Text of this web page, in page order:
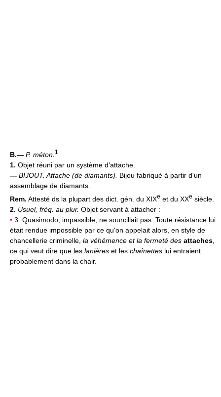
B.— P. méton. 1
1. Objet réuni par un système d'attache.
— BIJOUT. Attache (de diamants). Bijou fabriqué à partir d'un
assemblage de diamants.
Rem. Attesté ds la plupart des dict. gén. du XIXe et du XXe siècle.
2. Usuel, fréq. au plur. Objet servant à attacher :
• 3. Quasimodo, impassible, ne sourcillait pas. Toute résistance lui
était rendue impossible par ce qu'on appelait alors, en style de
chancellerie criminelle, la véhémence et la fermeté des attaches
ce qui veut dire que les lanières et les chaînettes lui entraient
probablement dans la chair.